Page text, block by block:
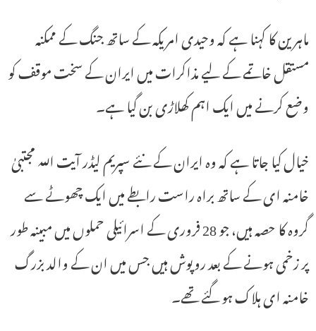
ماہرین کا کہنا ہے کہ وحیدی امریکہ کے ساتھ جنگ ​​کے ممکنہ
مستقل خاتمے کے لیے مذاکرات میں ایران کے سخت موقف کو
وضع کرنے میں ایک اہم کھلاڑی بن گیا ہے۔
خیال کیا جاتا ہے کہ وہ ایران کے نئے سپریم لیڈر آیت اللہ مجتبیٰ
خامنہ ای کے ساتھ براہ راست رابطے میں ایک چھوٹے سے
گروہ کا حصہ ہیں، جو 28 فروری کے اسرائیلی حملوں میں مبینہ طور
پر زخمی ہونے کے بعد روپوش ہیں جس میں ان کے والد بزرگ
خامنہ ای ہلاک ہو گئے تھے۔